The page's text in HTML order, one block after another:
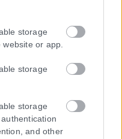
storage
or app.
storage
storage
and other